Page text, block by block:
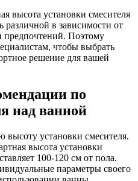
высота установки смесителя
в зависимости от
предпочтений. Поэтому
чтобы выбрать
решение для вашей
по
над ванной
высоту установки смесителя.
высота установки
100-120 см от пола.
параметры своего